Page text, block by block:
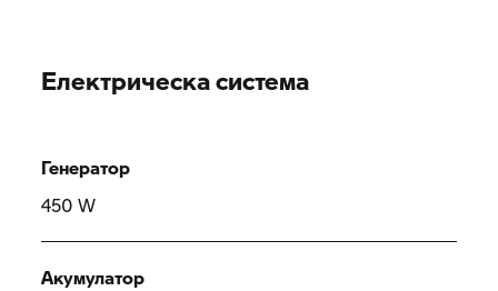
Електрическа система
Генератор
450 W
Акумулатор